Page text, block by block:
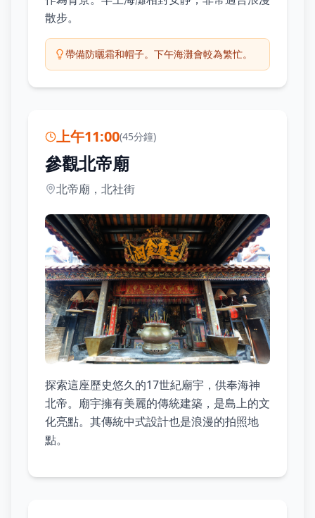
散步。
帶備防曬霜和帽子。下午海灘會較為繁忙。
上午11:00(45分鐘)
參觀北帝廟
北帝廟，北社街
探索這座歷史悠久的17世紀廟宇，供奉海神
北帝。廟宇擁有美麗的傳統建築，是島上的文
化亮點。其傳統中式設計也是浪漫的拍照地
點。